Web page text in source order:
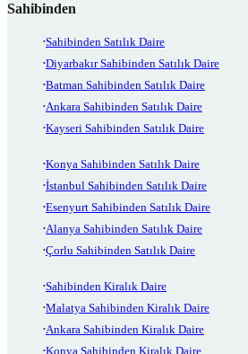
Sahibinden
Sahibinden Satılık Daire
Diyarbakır Sahibinden Satılık Daire
Batman Sahibinden Satılık Daire
Ankara Sahibinden Satılık Daire
Kayseri Sahibinden Satılık Daire
Konya Sahibinden Satılık Daire
İstanbul Sahibinden Satılık Daire
Esenyurt Sahibinden Satılık Daire
Alanya Sahibinden Satılık Daire
Çorlu Sahibinden Satılık Daire
Sahibinden Kiralık Daire
Malatya Sahibinden Kiralık Daire
Ankara Sahibinden Kiralık Daire
Konya Sahibinden Kiralık Daire